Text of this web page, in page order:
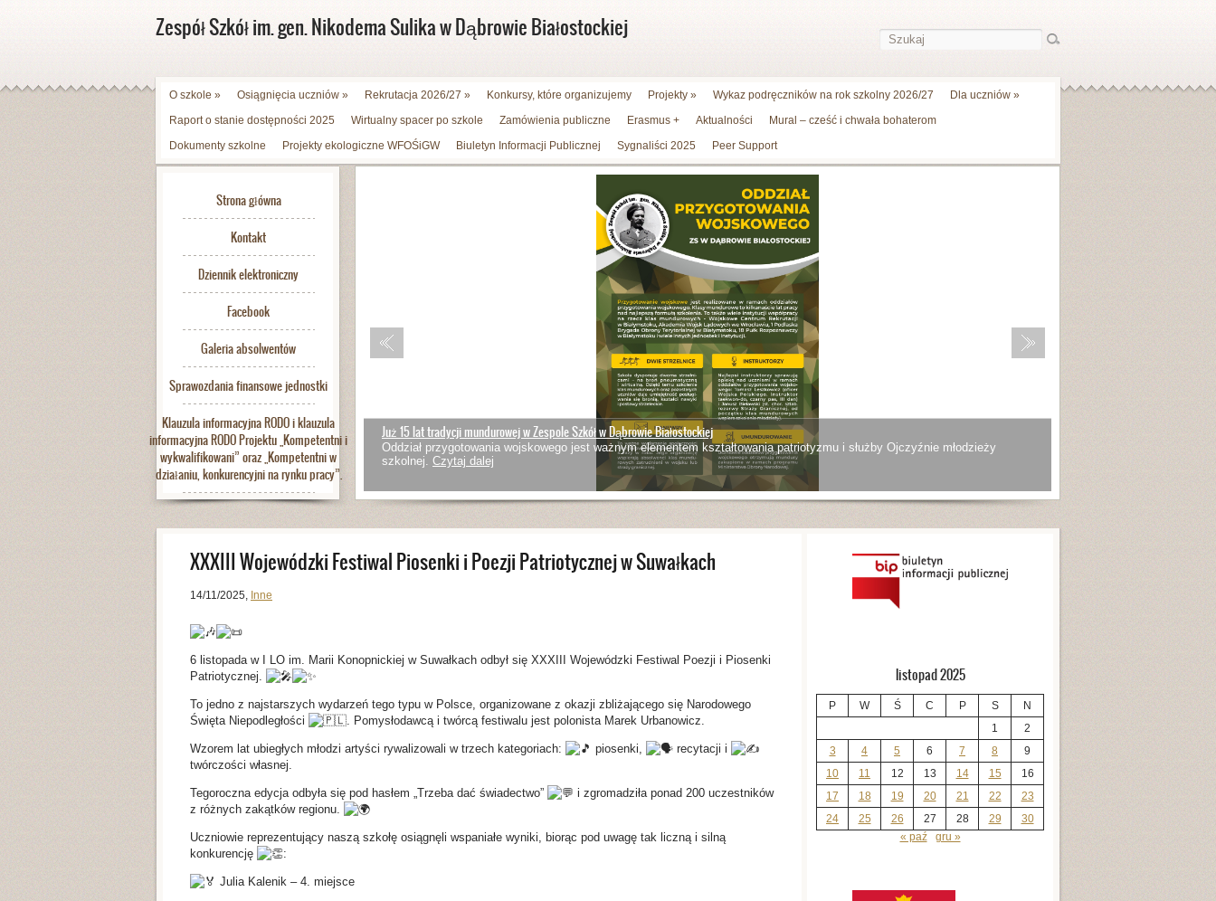
Zespół Szkół im. gen. Nikodema Sulika w Dąbrowie Białostockiej
O szkole » Osiągnięcia uczniów » Rekrutacja 2026/27 » Konkursy, które organizujemy Projekty » Wykaz podręczników na rok szkolny 2026/27 Dla uczniów »
Raport o stanie dostępności 2025
Wirtualny spacer po szkole Zamówienia publiczne Erasmus + Aktualności
Mural – cześć i chwała bohaterom
Dokumenty szkolne
Projekty ekologiczne WFOŚiGW Biuletyn Informacji Publicznej Sygnaliści 2025 Peer Support
Strona główna
Kontakt
Dziennik elektroniczny
Facebook
Galeria absolwentów
Sprawozdania finansowe jednostki
Klauzula informacyjna RODO i klauzula
informacyjna RODO Projektu „Kompetentni i
wykwalifikowani” oraz „Kompetentni w
działaniu, konkurencyjni na rynku pracy”.
Już 15 lat tradycji mundurowej w Zespole Szkół w Dąbrowie Białostockiej
Oddział przygotowania wojskowego jest ważnym elementem kształtowania patriotyzmu i służby Ojczyźnie młodzieży
szkolnej. Czytaj dalej
listopad 2025
P W Ś C P S
N
1
2
3
4 5 6 7 8
9
10
11 12 13 14 15
16
17
18 19 20 21 22
23
24
25 26 27 28 29
30
« paź
gru »
XXXIII Wojewódzki Festiwal Piosenki i Poezji Patriotycznej w Suwałkach
14/11/2025, Inne
6 listopada w I LO im. Marii Konopnickiej w Suwałkach odbył się XXXIII Wojewódzki Festiwal Poezji i Piosenki
Patriotycznej.
To jedno z najstarszych wydarzeń tego typu w Polsce, organizowane z okazji zbliżającego się Narodowego
Święta Niepodległości
. Pomysłodawcą i twórcą festiwalu jest polonista Marek Urbanowicz.
Wzorem lat ubiegłych młodzi artyści rywalizowali w trzech kategoriach: piosenki,
recytacji i
twórczości własnej.
Tegoroczna edycja odbyła się pod hasłem „Trzeba dać świadectwo”
i zgromadziła ponad 200 uczestników
z różnych zakątków regionu.
Uczniowie reprezentujący naszą szkołę osiągnęli wspaniałe wyniki, biorąc pod uwagę tak liczną i silną
konkurencję
:
Julia Kalenik – 4. miejsce